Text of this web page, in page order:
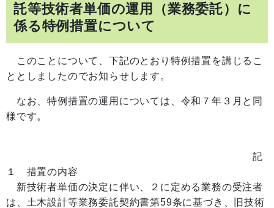
託等技術者単価の運用（業務委託）に
係る特例措置について
このことについて、下記のとおり特例措置を講じるこ
ととしましたのでお知らせします。
なお、特例措置の運用については、令和７年３月と同
様です。
記
１ 措置の内容
新技術者単価の決定に伴い、２に定める業務の受注者
は、土木設計等業務委託契約書第59条に基づき、旧技術